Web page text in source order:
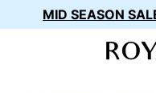
MID SEASON